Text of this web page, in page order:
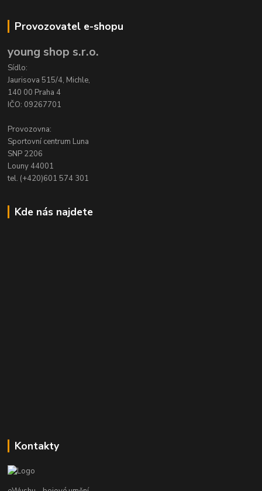
Provozovatel e-shopu
young shop s.r.o.
Sídlo:
Jaurisova 515/4, Michle,
140 00 Praha 4
IČO: 09267701
Provozovna:
Sportovní centrum Luna
SNP 2206
Louny 44001
tel. (+420)601 574 301
Kde nás najdete
Kontakty